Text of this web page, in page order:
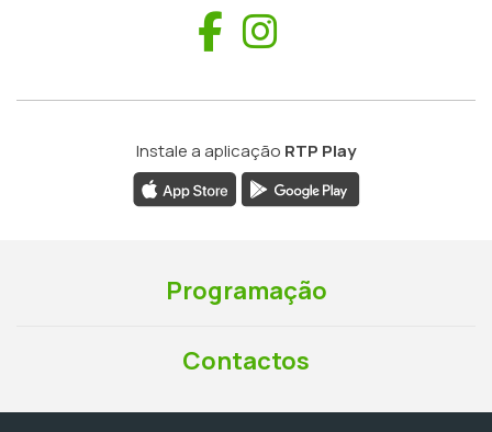
Facebook
Instale a aplicação RTP Play
Programação
Contactos